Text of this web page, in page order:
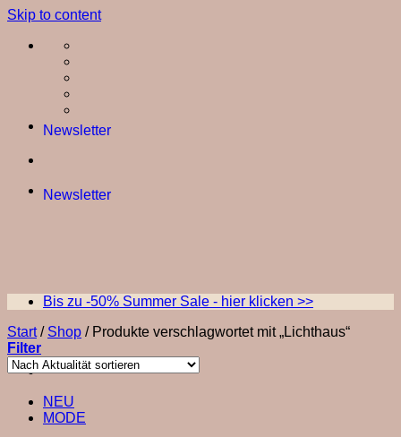
Skip to content
Newsletter
Newsletter
NEU
MODE
Bis zu -50% Summer Sale - hier klicken >>
Start / Shop /Produkte verschlagwortet mit „Lichthaus“
Filter